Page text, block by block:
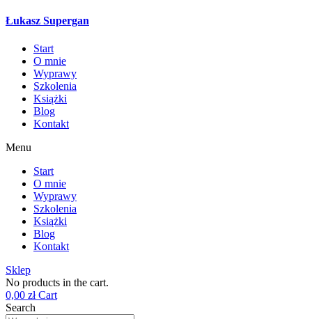
Łukasz Supergan
Start
O mnie
Wyprawy
Szkolenia
Książki
Blog
Kontakt
Menu
Start
O mnie
Wyprawy
Szkolenia
Książki
Blog
Kontakt
Sklep
No products in the cart.
0,00 zł Cart
Search